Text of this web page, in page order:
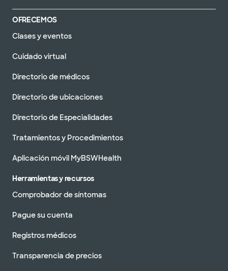
OFRECEMOS
Clases y eventos
Cuidado virtual
Directorio de médicos
Directorio de ubicaciones
Directorio de Especialidades
Tratamientos y Procedimientos
Aplicación móvil MyBSWHealth
Herramientas y recursos
Comprobador de síntomas
Pague su cuenta
Registros médicos
Transparencia de precios